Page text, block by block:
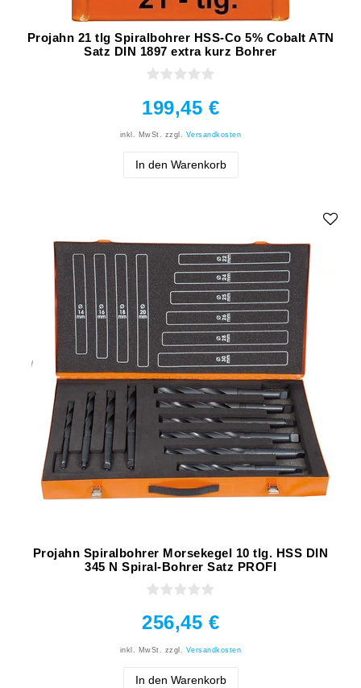
Projahn 21 tlg Spiralbohrer HSS-Co 5% Cobalt ATN
Satz DIN 1897 extra kurz Bohrer
199,45 €
inkl. MwSt. zzgl. Versandkosten
In den Warenkorb
Projahn Spiralbohrer Morsekegel 10 tlg. HSS DIN
345 N Spiral-Bohrer Satz PROFI
256,45 €
inkl. MwSt. zzgl. Versandkosten
In den Warenkorb